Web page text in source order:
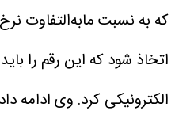
که به نسبت مابه‌التفاوت
اتخاذ شود که این رقم را
الکترونیکی کرد. وی ادامه